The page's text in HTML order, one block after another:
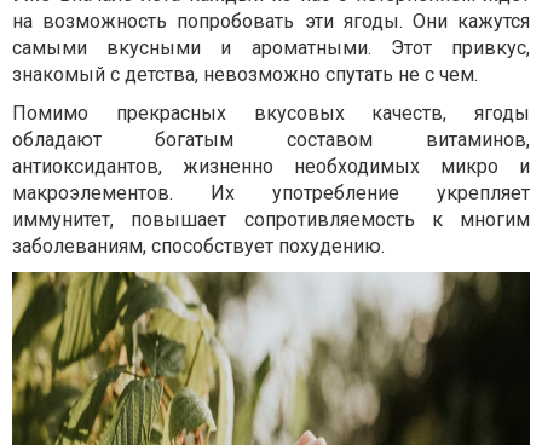
на возможность попробовать эти ягоды. Они кажутся
самыми вкусными и ароматными. Этот привкус,
знакомый с детства, невозможно спутать не с чем.
Помимо прекрасных вкусовых качеств, ягоды
обладают богатым составом витаминов,
антиоксидантов, жизненно необходимых микро и
макроэлементов. Их употребление укрепляет
иммунитет, повышает сопротивляемость к многим
заболеваниям, способствует похудению.